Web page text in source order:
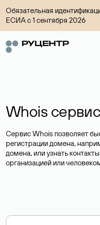
Обязательная
ЕСИА с 1 сентября 2026
Whois сервис
Сервис Whois позволяет
регистрации домена,
домена, или узнать
организацией или